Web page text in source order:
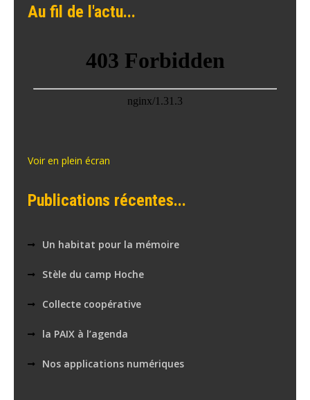
Au fil de l'actu...
Voir en plein écran
Publications récentes...
Un habitat pour la mémoire
Stèle du camp Hoche
Collecte coopérative
la PAIX à l’agenda
Nos applications numériques